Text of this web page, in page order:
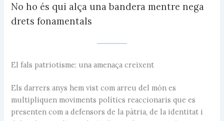
No ho és qui alça una bandera mentre nega
drets fonamentals
El fals patriotisme: una amenaça creixent
Els darrers anys hem vist com arreu del món es
multipliquen moviments polítics reaccionaris que es
presenten com a defensors de la pàtria, de la identitat i